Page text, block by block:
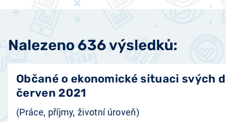
Nalezeno 636 výsledků:
Občané o ekonomické situaci svých
červen 2021
(Práce, příjmy, životní úroveň)